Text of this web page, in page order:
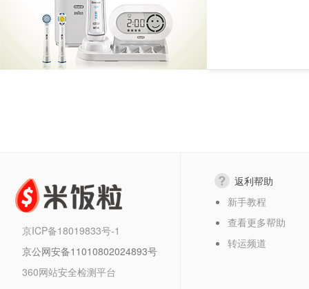
京ICP备18019833号-1
京公网安备11010802024893号
360网站安全检测平台
返利帮助
新手教程
查看更多帮助
转运频道